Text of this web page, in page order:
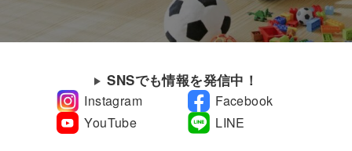
SNSでも情報を発信中！
Instagram
Facebook
YouTube
LINE